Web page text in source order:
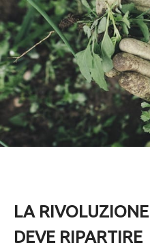
LA RIVOLUZIONE
DEVE RIPARTIRE